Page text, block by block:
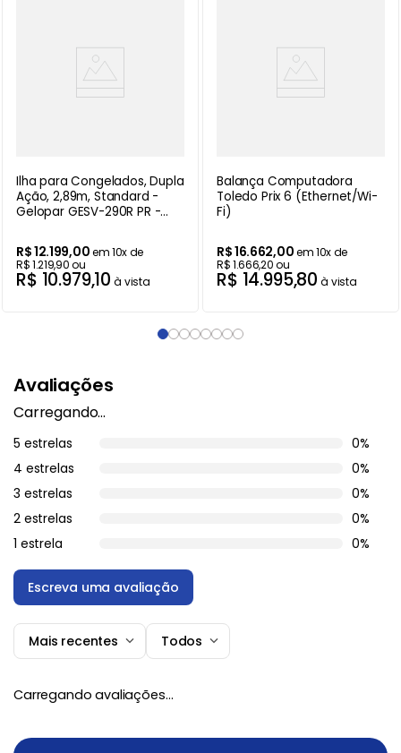
Ilha para Congelados, Dupla
Ação, 2,89m, Standard -
Gelopar GESV-290R PR -
R$12.199,00em10x de
R$1.219,90ou
R$ 10.979,10 à vista
Balança Computadora
Toledo Prix 6 (Ethernet/Wi-
Fi)
R$16.662,00em10x de
R$1.666,20ou
R$ 14.995,80 à vista
Avaliações
Carregando…
5 estrelas
0%
4 estrelas
0%
3 estrelas
0%
2 estrelas
0%
1 estrela
0%
Escreva uma avaliação
Título
Mais recentes Todos
Carregando avaliações…